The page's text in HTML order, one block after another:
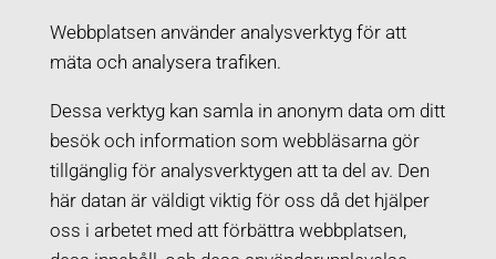
Webbplatsen använder analysverktyg för att
mäta och analysera trafiken.
Dessa verktyg kan samla in anonym data om ditt
besök och information som webbläsarna gör
tillgänglig för analysverktygen att ta del av. Den
här datan är väldigt viktig för oss då det hjälper
oss i arbetet med att förbättra webbplatsen,